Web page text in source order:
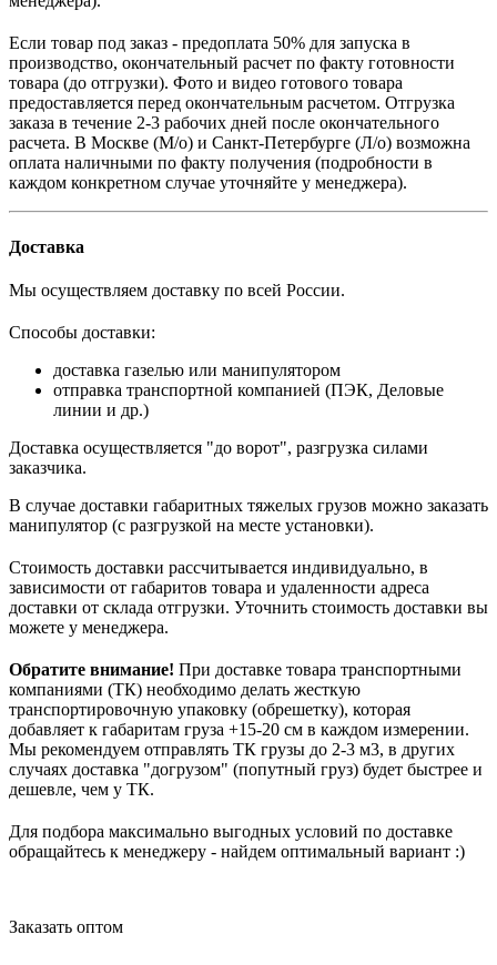
Если товар под заказ - предоплата 50% для запуска в
производство, окончательный расчет по факту готовности
товара (до отгрузки). Фото и видео готового товара
предоставляется перед окончательным расчетом. Отгрузка
заказа в течение 2-3 рабочих дней после окончательного
расчета. В Москве (М/о) и Санкт-Петербурге (Л/о) возможна
оплата наличными по факту получения (подробности в
каждом конкретном случае уточняйте у менеджера).
Доставка
Мы осуществляем доставку по всей России.
Способы доставки:
доставка газелью или манипулятором
отправка транспортной компанией (ПЭК, Деловые
линии и др.)
Доставка осуществляется "до ворот", разгрузка силами
заказчика.
В случае доставки габаритных тяжелых грузов можно заказать
манипулятор (с разгрузкой на месте установки).
Стоимость доставки рассчитывается индивидуально, в
зависимости от габаритов товара и удаленности адреса
доставки от склада отгрузки. Уточнить стоимость доставки вы
можете у менеджера.
Обратите внимание! При доставке товара транспортными
компаниями (ТК) необходимо делать жесткую
транспортировочную упаковку (обрешетку), которая
добавляет к габаритам груза +15-20 см в каждом измерении.
Мы рекомендуем отправлять ТК грузы до 2-3 м3, в других
случаях доставка "догрузом" (попутный груз) будет быстрее и
дешевле, чем у ТК.
Для подбора максимально выгодных условий по доставке
обращайтесь к менеджеру - найдем оптимальный вариант :)
Заказать оптом